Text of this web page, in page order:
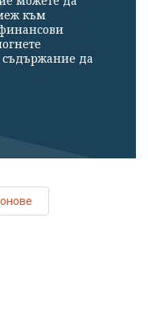
към
съдържание да